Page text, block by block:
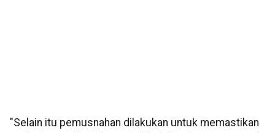
"Selain itu pemusnahan dilakukan untuk memastikan